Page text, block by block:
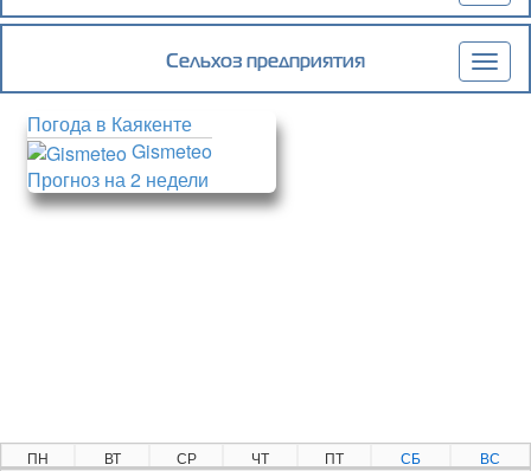
Сельхоз предприятия
Погода в Каякенте
Gismeteo
Прогноз на 2 недели
ПН ВТ СР ЧТ ПТ СБ ВС